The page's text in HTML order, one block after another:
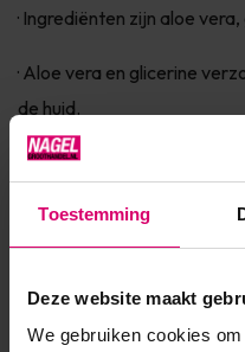
Toestemming
Deze website maakt
We gebruiken cookies
· Ingrediënten zijn aloe
· Aloe vera en glicerine
de huid.
· Panthenol houd vocht
· Geur: groene thee
Product specificaties